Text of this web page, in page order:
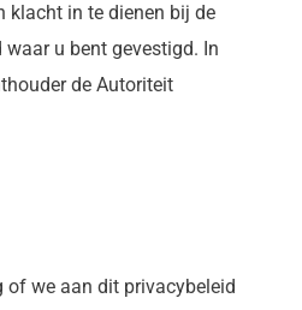
klacht in te dienen bij de
u bent gevestigd. In
de Autoriteit
of we aan dit privacybeleid